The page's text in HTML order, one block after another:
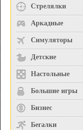
Стрелялки
Аркадные
Симуляторы
Детские
Настольные
Большие игры
Бизнес
Бегалки